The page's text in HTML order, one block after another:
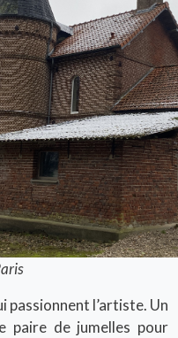
passionnent l’artiste. Un
paire de jumelles pour